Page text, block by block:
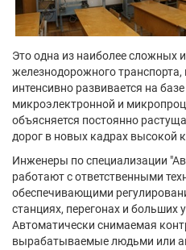
Это одна из наиболее сложных
железнодорожного транспорта,
интенсивно развивается на
микроэлектронной и
объясняется постоянно
дорог в новых кадрах высокой
Инженеры по специализации
работают с ответственными
обеспечивающими
станциях, перегонах и больших
Автоматически снимаемая
вырабатываемые людьми или